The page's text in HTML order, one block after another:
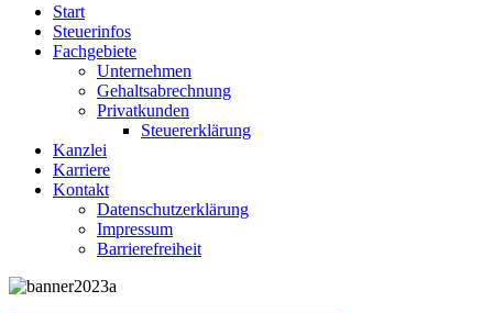
Start
Steuerinfos
Fachgebiete
Unternehmen
Gehaltsabrechnung
Privatkunden
Steuererklärung
Kanzlei
Karriere
Kontakt
Datenschutzerklärung
Impressum
Barrierefreiheit